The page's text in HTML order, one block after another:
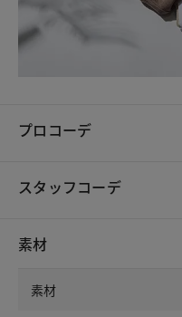
プロコーデ
スタッフコーデ
素材
素材